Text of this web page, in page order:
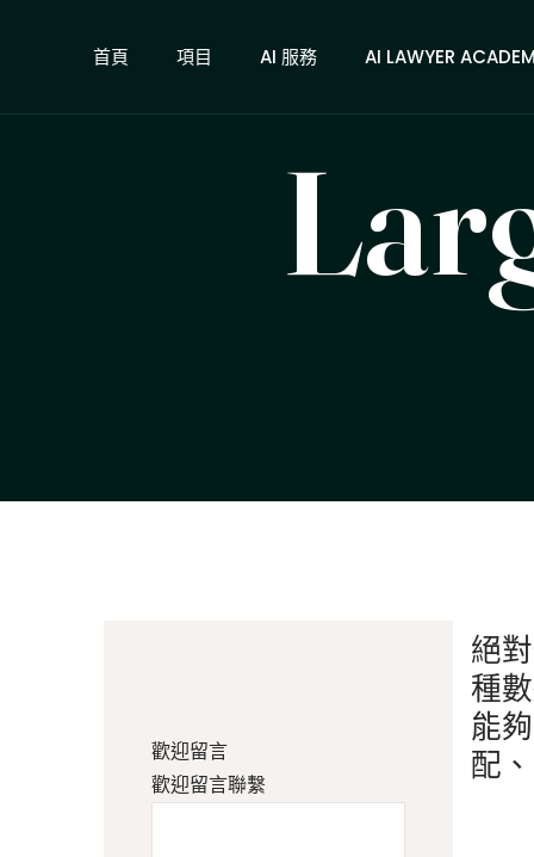
首頁 項目 AI 服務 AI LAWYER
絕
種
能
配
歡迎留言
歡迎留言聯繫